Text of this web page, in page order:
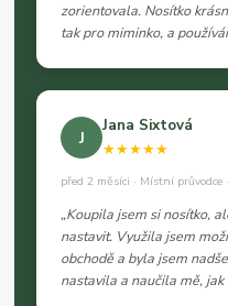
zorientovala. Nosítko
tak pro miminko, a
J
Jana Sixtová
★★★★★
před 2 měsíci · Místní průvodce
„Koupila jsem si nosítko,
nastavit. Využila jsem
obchodě a byla jsem
nastavila a naučila mě,